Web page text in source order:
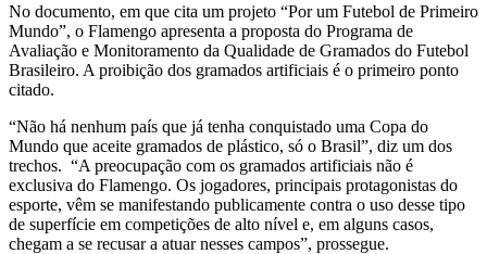
No documento, em que cita um projeto “Por um Futebol de Primeiro
Mundo”, o Flamengo apresenta a proposta do Programa de
Avaliação e Monitoramento da Qualidade de Gramados do Futebol
Brasileiro. A proibição dos gramados artificiais é o primeiro ponto
citado.
“Não há nenhum país que já tenha conquistado uma Copa do
Mundo que aceite gramados de plástico, só o Brasil”, diz um dos
trechos. “A preocupação com os gramados artificiais não é
exclusiva do Flamengo. Os jogadores, principais protagonistas do
esporte, vêm se manifestando publicamente contra o uso desse tipo
de superfície em competições de alto nível e, em alguns casos,
chegam a se recusar a atuar nesses campos”, prossegue.